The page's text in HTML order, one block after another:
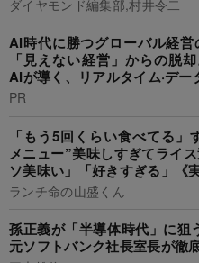
ダイヤモンド編集部,村井令二
AI時代に勝つグローバル経
「見えない経営」からの脱
AIが導く、リアルタイム·デー
PR
「もう5回くらい食べてる」
メニュー”美味しすぎてライ
ソ美味い」「好きすぎる」《
ランチ命の山盛くん
孫正義が「半導体時代」に狙
元ソフトバンク社長室長が徹